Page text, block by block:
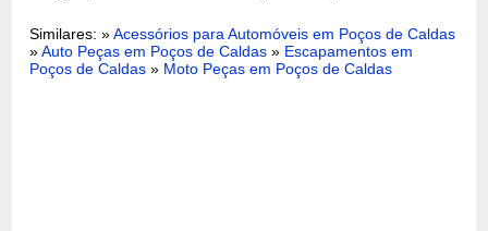
Similares: »Acessórios para Automóveis em Poços de Caldas
»Auto Peças em Poços de Caldas » Escapamentos em
Poços de Caldas » Moto Peças em Poços de Caldas